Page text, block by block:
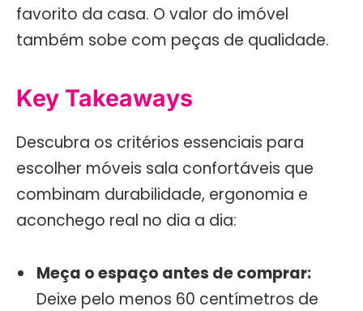
favorito da casa. O valor do imóvel
também sobe com peças de qualidade.
Key Takeaways
Descubra os critérios essenciais para
escolher móveis sala confortáveis que
combinam durabilidade, ergonomia e
aconchego real no dia a dia:
Meça o espaço antes de comprar:
Deixe pelo menos 60 centímetros de